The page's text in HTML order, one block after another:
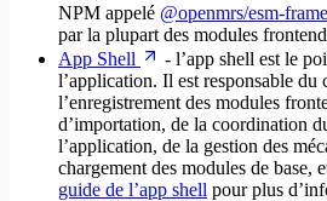
NPM appelé @openmrs/esm-
par la plupart des modules
App Shell
- l’app shell est le
l’application. Il est responsable du
l’enregistrement des modules
d’importation, de la coordination
l’application, de la gestion des
chargement des modules de base,
guide de l’app shell pour plus